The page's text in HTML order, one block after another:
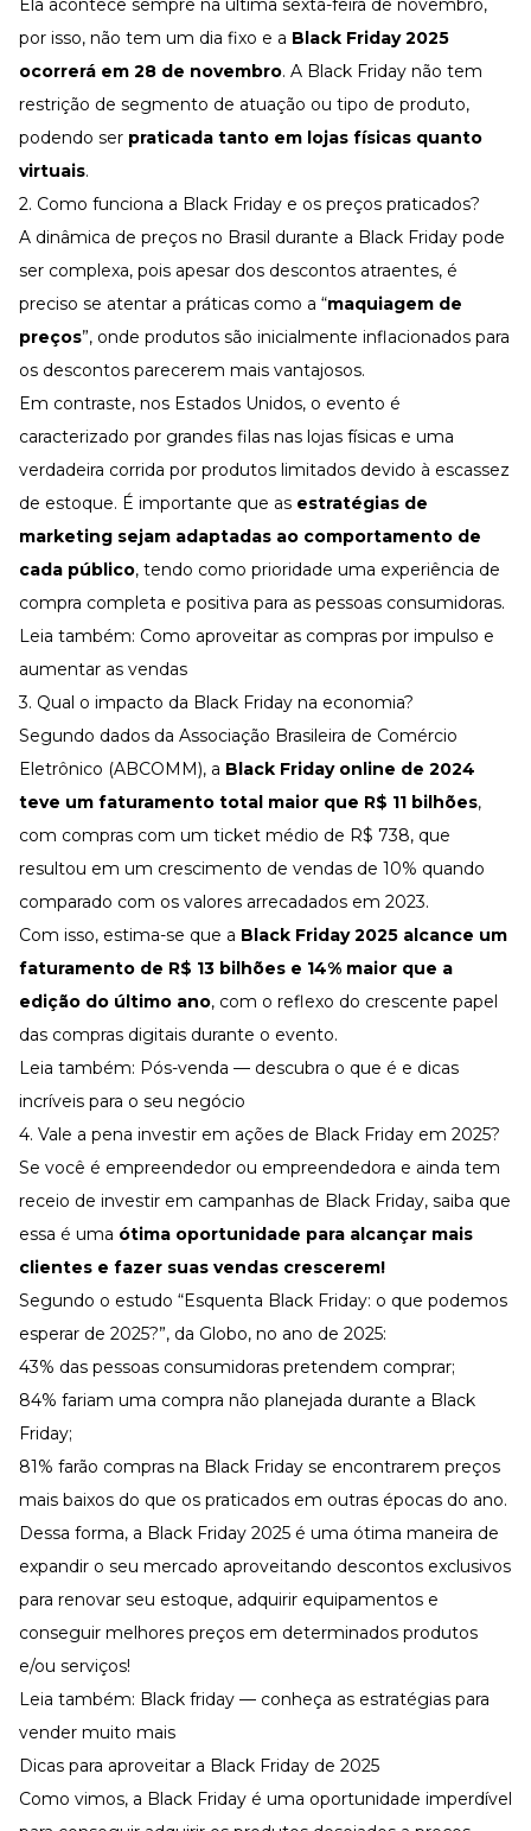
Ela acontece sempre na última sexta-feira de novembro,
por isso, não tem um dia fixo e a Black Friday 2025
ocorrerá em 28 de novembro. A Black Friday não tem
restrição de segmento de atuação ou tipo de produto,
podendo ser praticada tanto em lojas físicas quanto
virtuais.
2. Como funciona a Black Friday e os preços praticados?
A dinâmica de preços no Brasil durante a Black Friday pode
ser complexa, pois apesar dos descontos atraentes, é
preciso se atentar a práticas como a “maquiagem de
preços”, onde produtos são inicialmente inflacionados para
os descontos parecerem mais vantajosos.
Em contraste, nos Estados Unidos, o evento é
caracterizado por grandes filas nas lojas físicas e uma
verdadeira corrida por produtos limitados devido à escassez
de estoque. É importante que as estratégias de
marketing sejam adaptadas ao comportamento de
cada público, tendo como prioridade uma experiência de
compra completa e positiva para as pessoas consumidoras.
Leia também: Como aproveitar as compras por impulso e
aumentar as vendas
3. Qual o impacto da Black Friday na economia?
Segundo dados da Associação Brasileira de Comércio
Eletrônico (ABCOMM), a Black Friday online de 2024
teve um faturamento total maior que R$ 11 bilhões,
com compras com um ticket médio de R$ 738, que
resultou em um crescimento de vendas de 10% quando
comparado com os valores arrecadados em 2023.
Com isso, estima-se que a Black Friday 2025 alcance um
faturamento de R$ 13 bilhões e 14% maior que a
edição do último ano, com o reflexo do crescente papel
das compras digitais durante o evento.
Leia também: Pós-venda — descubra o que é e dicas
incríveis para o seu negócio
4. Vale a pena investir em ações de Black Friday em 2025?
Se você é empreendedor ou empreendedora e ainda tem
receio de investir em campanhas de Black Friday, saiba que
essa é uma ótima oportunidade para alcançar mais
clientes e fazer suas vendas crescerem!
Segundo o estudo “Esquenta Black Friday: o que podemos
esperar de 2025?”, da Globo, no ano de 2025:
43% das pessoas consumidoras pretendem comprar;
84% fariam uma compra não planejada durante a Black
Friday;
81% farão compras na Black Friday se encontrarem preços
mais baixos do que os praticados em outras épocas do ano.
Dessa forma, a Black Friday 2025 é uma ótima maneira de
expandir o seu mercado aproveitando descontos exclusivos
para renovar seu estoque, adquirir equipamentos e
conseguir melhores preços em determinados produtos
e/ou serviços!
Leia também: Black friday — conheça as estratégias para
vender muito mais
Dicas para aproveitar a Black Friday de 2025
Como vimos, a Black Friday é uma oportunidade imperdível